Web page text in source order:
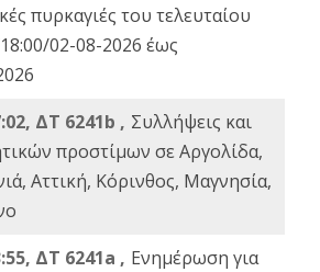
πυρκαγιές του τελευταίου
02-08-2026 έως
ΔΤ 6241b , Συλλήψεις και
προστίμων σε Αργολίδα,
Αττική, Κόρινθος, Μαγνησία,
ΔΤ 6241a , Ενημέρωση για